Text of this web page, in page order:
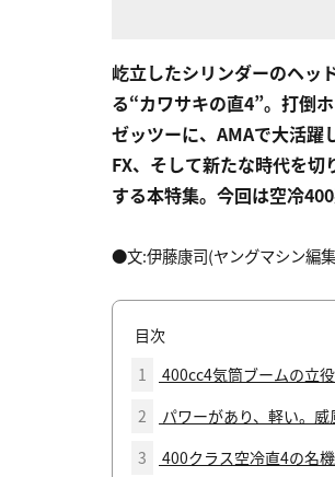
屹立したシリンダーのヘッ
る“カワサキの直4”。打倒
ゼッツーに、AMAで大活躍
FX、そして新たな時代を
する本特集。今回は空冷400
●文:伊藤康司(ヤングマシン編
目次
1
400cc4気筒ブームの立
2
パワーがあり、軽い。
3
400クラス空冷直4の名